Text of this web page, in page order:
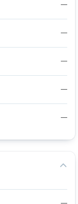
—
—
—
—
—